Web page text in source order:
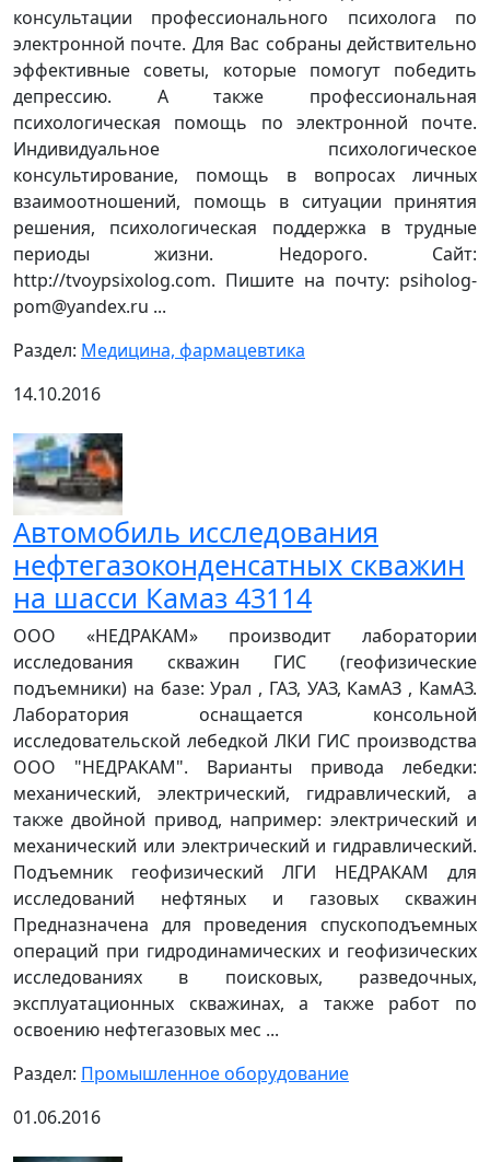
консультации профессионального психолога по
электронной почте. Для Вас собраны действительно
эффективные советы, которые помогут победить
депрессию. А также профессиональная
психологическая помощь по электронной почте.
Индивидуальное психологическое
консультирование, помощь в вопросах личных
взаимоотношений, помощь в ситуации принятия
решения, психологическая поддержка в трудные
периоды жизни. Недорого. Сайт:
http://tvoypsixolog.com. Пишите на почту: psiholog-
pom@yandex.ru ...
Раздел: Медицина, фармацевтика
14.10.2016
Автомобиль исследования
нефтегазоконденсатных скважин
на шасси Камаз 43114
ООО «НЕДРАКАМ» производит лаборатории
исследования скважин ГИС (геофизические
подъемники) на базе: Урал , ГАЗ, УАЗ, КамАЗ , КамАЗ.
Лаборатория оснащается консольной
исследовательской лебедкой ЛКИ ГИС производства
ООО "НЕДРАКАМ". Варианты привода лебедки:
механический, электрический, гидравлический, а
также двойной привод, например: электрический и
механический или электрический и гидравлический.
Подъемник геофизический ЛГИ НЕДРАКАМ для
исследований нефтяных и газовых скважин
Предназначена для проведения спускоподъемных
операций при гидродинамических и геофизических
исследованиях в поисковых, разведочных,
эксплуатационных скважинах, а также работ по
освоению нефтегазовых мес ...
Раздел: Промышленное оборудование
01.06.2016